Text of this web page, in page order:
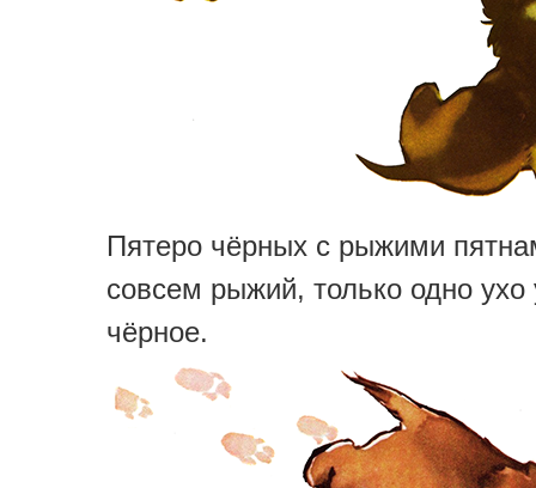
Пятеро чёрных с рыжими
совсем рыжий, только одно ухо
чёрное.